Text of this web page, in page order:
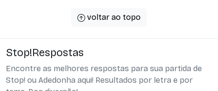
voltar ao topo
Stop!Respostas
Encontre as melhores respostas para sua partida de
Stop! ou Adedonha aqui! Resultados por letra e por